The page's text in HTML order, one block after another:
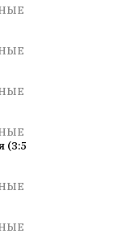
(3:5